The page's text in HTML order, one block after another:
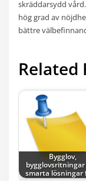
skräddarsydd
hög grad av
bättre
Related
Bygglov,
bygglovsritningar
smarta lösningar